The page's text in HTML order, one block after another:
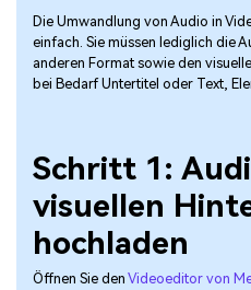
Die Umwandlung von Audio in
einfach. Sie müssen lediglich die
anderen Format sowie den
bei Bedarf Untertitel oder Text,
Schritt 1:
visuellen
hochladen
Öffnen Sie den Videoeditor von